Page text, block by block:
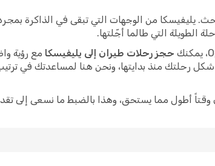
يليفيسكا من الوجهات التي تبقى في الذاكرة بمجرد
الطويلة التي طالما أجّلتها.
حجز رحلات طيران إلى يليفيسكا مع رؤية
رحلتك منذ بدايتها، ونحن هنا لمساعدتك في
وقتاً أطول مما يستحق، وهذا بالضبط ما نسعى إلى